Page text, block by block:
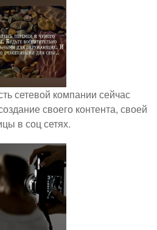
сетевой компании сейчас
своего контента, своей
в соц сетях.